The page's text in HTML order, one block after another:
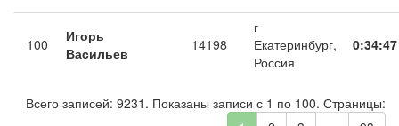
100
Игорь
Васильев
14198
г
Екатеринбург,
Россия
0:34:47
Всего записей: 9231. Показаны записи с 1 по 100. Страницы: